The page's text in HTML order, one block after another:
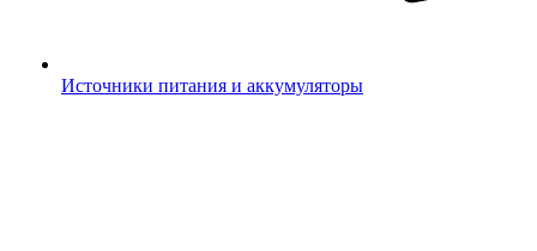
Источники питания и аккумуляторы